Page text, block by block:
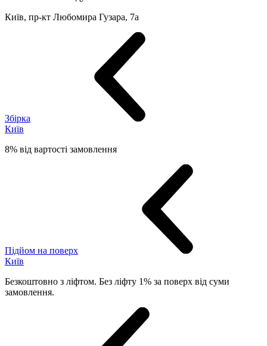
Київ, пр-кт Любомира Гузара, 7а
Збірка
Київ
8% від вартості замовлення
Підйом на поверх
Київ
Безкоштовно з ліфтом. Без ліфту 1% за поверх від суми
замовлення.